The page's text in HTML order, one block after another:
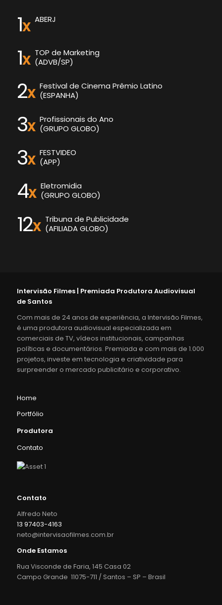
1x ABERJ
1x TOP de Marketing
(ADVB/SP)
2x Festival de Cinema Prêmio Latino
(ESPANHA)
3x Profissionais do Ano
(GRUPO GLOBO)
3x FESTVIDEO
(APP)
4x Eletromidia
(GRUPO GLOBO)
12x Tribuna de Publicidade
(AFILIADA GLOBO)
Intervisão Filmes | Premiada Produtora Audiovisual
de Santos
Com mais de 24 anos de experiência, a Intervisão Filmes,
é uma produtora audiovisual especializada em
comerciais de TV, vídeos institucionais, campanhas
políticas e documentários. Premiada e com mais de 1.000
projetos, investe em tecnologia e criatividade para
surpreender o mercado publicitário e corporativo.
Home
Portfólio
Produtora
Contato
Contato
Alfredo Neto
13 97403-4163
neto@intervisaofilmes.com.br
Onde Estamos
Rua Visconde de Faria, 145 Casa 02
Campo Grande 11075-711 / Santos – SP – Brasil